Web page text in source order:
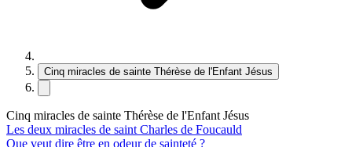
Cinq miracles de sainte Thérèse de l'Enfant Jésus
Cinq miracles de sainte Thérèse de l'Enfant Jésus
Les deux miracles de saint Charles de Foucauld
Que veut dire être en odeur de sainteté ?